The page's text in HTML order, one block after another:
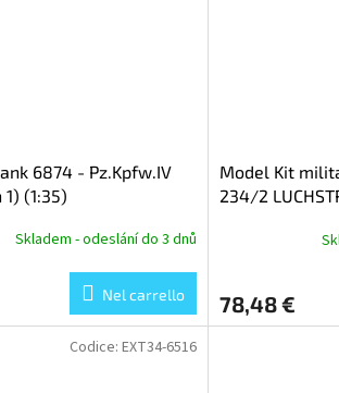
6874 - Pz.Kpfw.IV
(1:35)
Skladem - odeslání do 3 dnů
Nel carrello
Model Kit
234/2
78,48 €
Codice: EXT34-6516